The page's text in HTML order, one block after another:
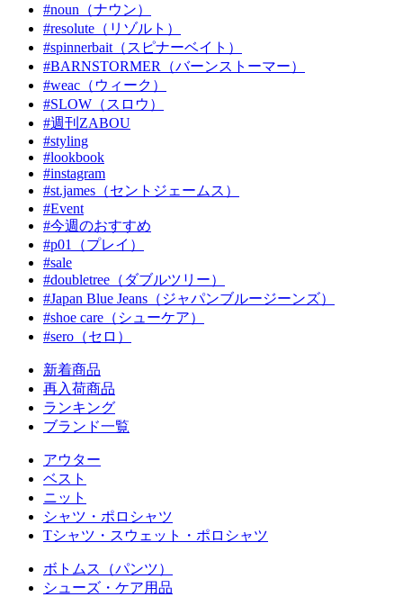
#noun（ナウン）
#resolute（リゾルト）
#spinnerbait（スピナーベイト）
#BARNSTORMER（バーンストーマー）
#weac（ウィーク）
#SLOW（スロウ）
#週刊ZABOU
#styling
#lookbook
#instagram
#st.james（セントジェームス）
#Event
#今週のおすすめ
#p01（プレイ）
#sale
#doubletree（ダブルツリー）
#Japan Blue Jeans（ジャパンブルージーンズ）
#shoe care（シューケア）
#sero（セロ）
新着商品
再入荷商品
ランキング
ブランド一覧
アウター
ベスト
ニット
シャツ・ポロシャツ
Tシャツ・スウェット・ポロシャツ
ボトムス（パンツ）
シューズ・ケア用品